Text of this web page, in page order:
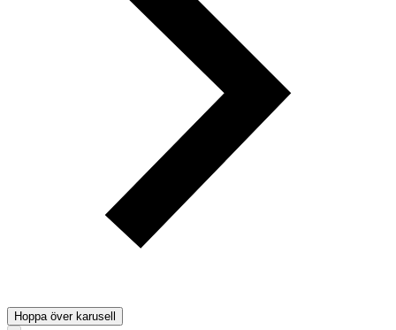
Hoppa över karusell